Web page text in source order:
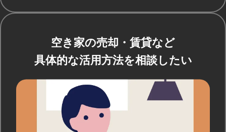
空き家の売却・賃貸など
具体的な活用方法を相談したい